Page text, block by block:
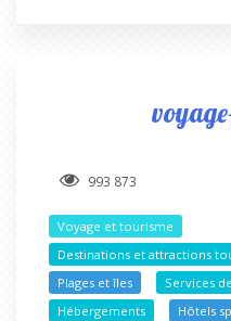
993 873
Voyage et tourisme
Destinations et attractions
Plages et îles
Services
Hébergements
Hôtels